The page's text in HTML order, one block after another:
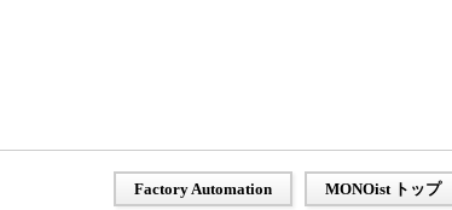
Factory Automation MONOist トップ